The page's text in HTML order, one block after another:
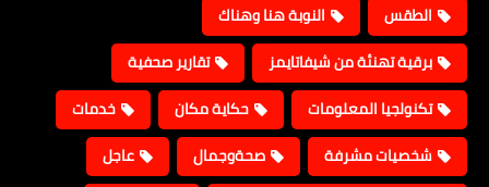
الطقس
النوبة هنا وهناك
برقية تهنئة من شيفاتايمز
تقارير صحفية
تكنولجيا المعلومات
حكاية مكان
خدمات
شخصيات مشرفة
صحةوجمال
عاجل